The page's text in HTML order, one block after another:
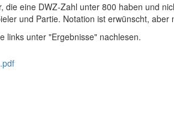
die eine DWZ-Zahl unter 800 haben und
und Partie. Notation ist erwünscht, aber
links unter "Ergebnisse" nachlesen.